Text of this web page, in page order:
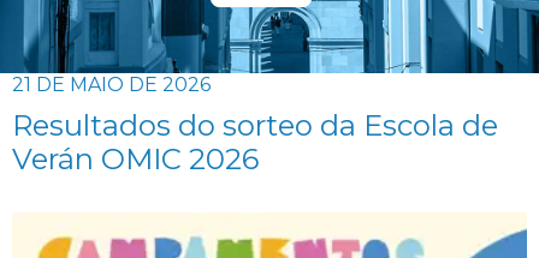
21 DE MAIO DE 2026
Resultados do sorteo da Escola de
Verán OMIC 2026